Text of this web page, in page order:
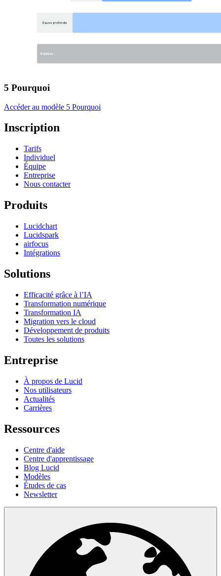
5 Pourquoi
Accéder au modèle 5 Pourquoi
Inscription
Tarifs
Individuel
Équipe
Entreprise
Nous contacter
Produits
Lucidchart
Lucidspark
airfocus
Intégrations
Solutions
Efficacité grâce à l’IA
Transformation numérique
Transformation IA
Migration vers le cloud
Développement de produits
Toutes les solutions
Entreprise
À propos de Lucid
Nos utilisateurs
Actualités
Carrières
Ressources
Centre d'aide
Centre d'apprentissage
Blog Lucid
Modèles
Études de cas
Newsletter